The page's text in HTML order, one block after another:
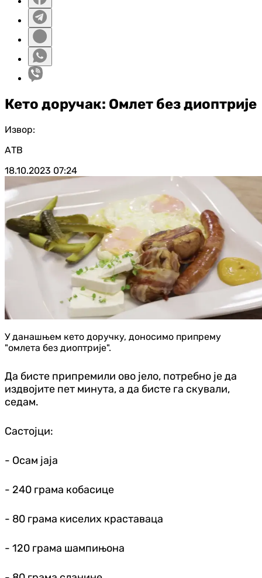
Кето доручак: Омлет без диоптрије
Извор:
АТВ
18.10.2023 07:24
У данашњем кето доручку, доносимо припрему
"омлета без диоптрије".
Да бисте припремили ово јело, потребно је да
издвојите пет минута, а да бисте га скували,
седам.
Састојци:
- Осам јаја
- 240 грама кобасице
- 80 грама киселих краставаца
- 120 грама шампињона